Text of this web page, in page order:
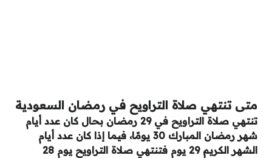
متى تنتهي صلاة التراويح في رمضان السعودية
تنتهي صلاة التراويح في 29 رمضان بحال كان عدد أيام
شهر رمضان المبارك 30 يومًا، فيما إذا كان عدد أيام
الشهر الكريم 29 يوم فتنتهي صلاة التراويح يوم 28